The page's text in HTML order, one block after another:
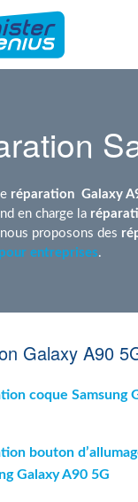
réparation Galaxy
en charge la
proposons des
entreprises.
Galaxy A90
coque Samsung
bouton
Galaxy A90 5G